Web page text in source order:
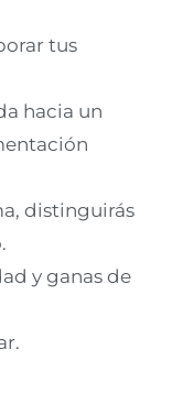
tus
hacia un
distinguirás
y ganas de